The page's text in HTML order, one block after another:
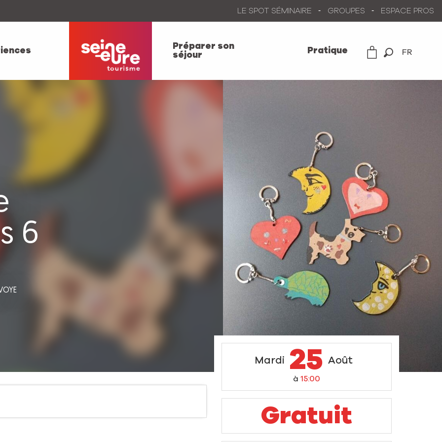
FR
LE SPOT SÉMINAIRE GROUPES ESPACE PROS
Préparer son
séjour
Pratique
6
Mardi 25 Août
à 15:00
Gratuit